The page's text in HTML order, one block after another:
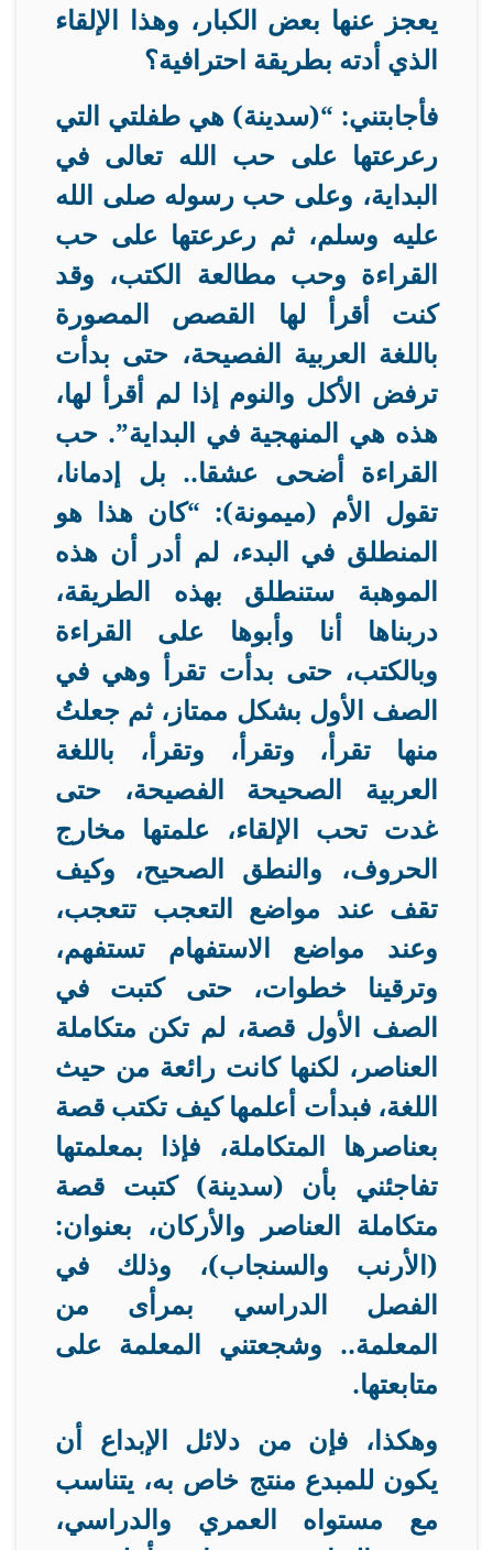
يعجز عنها بعض الكبار، وهذا الإلقاء
الذي أدته بطريقة احترافية؟
فأجابتني: “(سدينة) هي طفلتي التي
رعرعتها على حب الله تعالى في
البداية، وعلى حب رسوله صلى الله
عليه وسلم، ثم رعرعتها على حب
القراءة وحب مطالعة الكتب، وقد
كنت أقرأ لها القصص المصورة
باللغة العربية الفصيحة، حتى بدأت
ترفض الأكل والنوم إذا لم أقرأ لها،
هذه هي المنهجية في البداية”. حب
القراءة أضحى عشقا.. بل إدمانا،
تقول الأم (ميمونة): “كان هذا هو
المنطلق في البدء، لم أدر أن هذه
الموهبة ستنطلق بهذه الطريقة،
دربناها أنا وأبوها على القراءة
وبالكتب، حتى بدأت تقرأ وهي في
الصف الأول بشكل ممتاز، ثم جعلتُ
منها تقرأ، وتقرأ، وتقرأ، باللغة
العربية الصحيحة الفصيحة، حتى
غدت تحب الإلقاء، علمتها مخارج
الحروف، والنطق الصحيح، وكيف
تقف عند مواضع التعجب تتعجب،
وعند مواضع الاستفهام تستفهم،
وترقينا خطوات، حتى كتبت في
الصف الأول قصة، لم تكن متكاملة
العناصر، لكنها كانت رائعة من حيث
اللغة، فبدأت أعلمها كيف تكتب قصة
بعناصرها المتكاملة، فإذا بمعلمتها
تفاجئني بأن (سدينة) كتبت قصة
متكاملة العناصر والأركان، بعنوان:
(الأرنب والسنجاب)، وذلك في
الفصل الدراسي بمرأى من
المعلمة.. وشجعتني المعلمة على
متابعتها.
وهكذا، فإن من دلائل الإبداع أن
يكون للمبدع منتج خاص به، يتناسب
مع مستواه العمري والدراسي،